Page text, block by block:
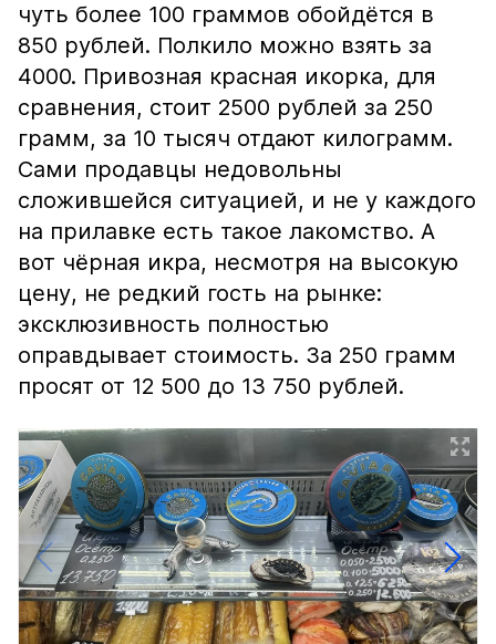
чуть более 100 граммов обойдётся в
850 рублей. Полкило можно взять за
4000. Привозная красная икорка, для
сравнения, стоит 2500 рублей за 250
грамм, за 10 тысяч отдают килограмм.
Сами продавцы недовольны
сложившейся ситуацией, и не у каждого
на прилавке есть такое лакомство. А
вот чёрная икра, несмотря на высокую
цену, не редкий гость на рынке:
эксклюзивность полностью
оправдывает стоимость. За 250 грамм
просят от 12 500 до 13 750 рублей.